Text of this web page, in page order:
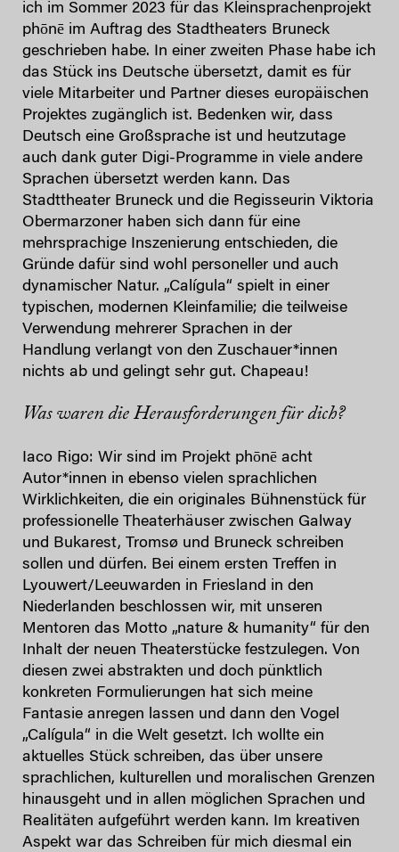
ich im Sommer 2023 für das Kleinsprachenprojekt
phōnē im Auftrag des Stadtheaters Bruneck
geschrieben habe. In einer zweiten Phase habe ich
das Stück ins Deutsche übersetzt, damit es für
viele Mitarbeiter und Partner dieses europäischen
Projektes zugänglich ist. Bedenken wir, dass
Deutsch eine Großsprache ist und heutzutage
auch dank guter Digi-Programme in viele andere
Sprachen übersetzt werden kann. Das
Stadttheater Bruneck und die Regisseurin Viktoria
Obermarzoner haben sich dann für eine
mehrsprachige Inszenierung entschieden, die
Gründe dafür sind wohl personeller und auch
dynamischer Natur. „Calígula“ spielt in einer
typischen, modernen Kleinfamilie; die teilweise
Verwendung mehrerer Sprachen in der
Handlung verlangt von den Zuschauer*innen
nichts ab und gelingt sehr gut. Chapeau!
Was waren die Herausforderungen für dich?
Iaco Rigo: Wir sind im Projekt phōnē acht
Autor*innen in ebenso vielen sprachlichen
Wirklichkeiten, die ein originales Bühnenstück für
professionelle Theaterhäuser zwischen Galway
und Bukarest, Tromsø und Bruneck schreiben
sollen und dürfen. Bei einem ersten Treffen in
Lyouwert/Leeuwarden in Friesland in den
Niederlanden beschlossen wir, mit unseren
Mentoren das Motto „nature & humanity“ für den
Inhalt der neuen Theaterstücke festzulegen. Von
diesen zwei abstrakten und doch pünktlich
konkreten Formulierungen hat sich meine
Fantasie anregen lassen und dann den Vogel
„Calígula“ in die Welt gesetzt. Ich wollte ein
aktuelles Stück schreiben, das über unsere
sprachlichen, kulturellen und moralischen Grenzen
hinausgeht und in allen möglichen Sprachen und
Realitäten aufgeführt werden kann. Im kreativen
Aspekt war das Schreiben für mich diesmal ein